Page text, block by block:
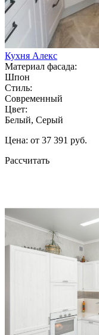
Кухня Алекс
Материал фасада:
Шпон
Стиль:
Современный
Цвет:
Белый, Серый
Цена: от 37 391 руб.
Рассчитать